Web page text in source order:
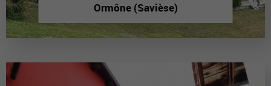
Ormône (Savièse)